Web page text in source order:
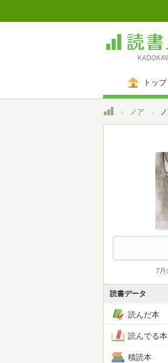
トップ
トップノア
7月
読書データ
読んだ本
読んでる本
積読本